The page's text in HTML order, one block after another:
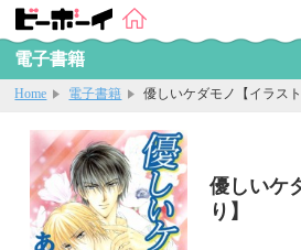
電子書籍
Home 電子書籍 優しいケダモノ【イラスト
優しいケ
り】